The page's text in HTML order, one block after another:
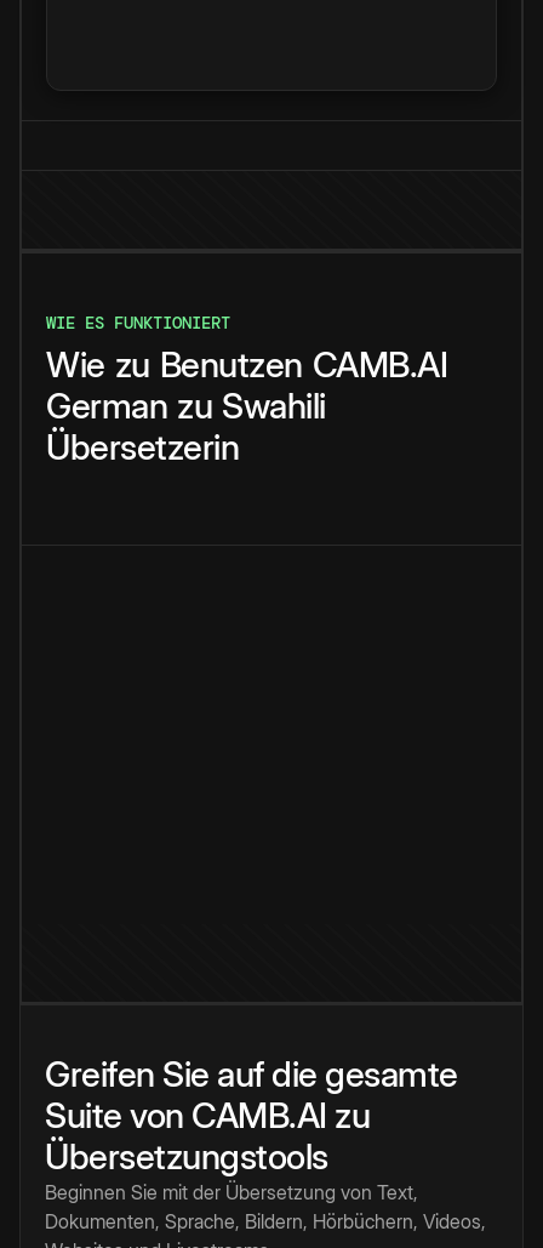
WIE ES FUNKTIONIERT
Wie zu Benutzen CAMB.AI
German zu Swahili
Übersetzerin
Greifen Sie auf die gesamte
Suite von CAMB.AI zu
Übersetzungstools
Beginnen Sie mit der Übersetzung von Text,
Dokumenten, Sprache, Bildern, Hörbüchern, Videos,